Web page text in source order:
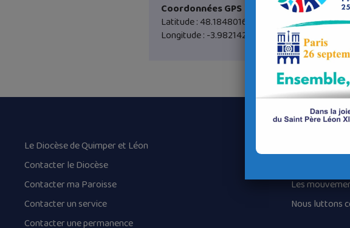
Coordonnées GPS
Latitude : 48.1848016
Longitude : -3.982142
Le Diocèse de Quimper et Léon
Contacter le Diocèse
Contacter ma Paroisse
Contacter un service
Contacter une permanence
Les
Nous luttons